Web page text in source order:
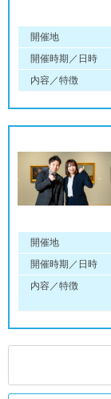
開催地
開催時期／日時
内容／特徴
開催地
開催時期／日時
内容／特徴